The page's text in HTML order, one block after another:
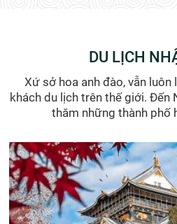
DU LỊCH
Xứ sở hoa anh đào, vẫn luôn
khách du lịch trên thế giới. Đến
thăm những thành phố